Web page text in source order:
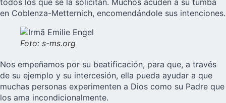
en Coblenza-Metternich, encomendándole sus intenciones.
Foto: s-ms.org
Nos empeñamos por su beatificación, para que, a través
de su ejemplo y su intercesión, ella pueda ayudar a que
muchas personas experimenten a Dios como su Padre que
los ama incondicionalmente.